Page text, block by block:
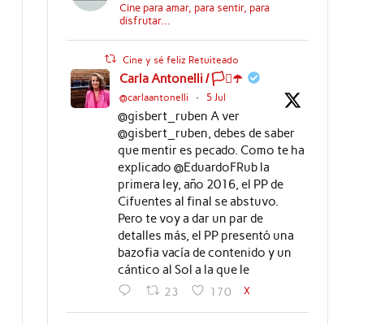
Cine para amar, para sentir, para
disfrutar...
Cine y sé feliz Retuiteado
Carla Antonelli / 🏳️‍⚧️☂️
@carlaantonelli · 5 Jul
@gisbert_ruben A ver
@gisbert_ruben, debes de saber
que mentir es pecado. Como te ha
explicado @EduardoFRub la
primera ley, año 2016, el PP de
Cifuentes al final se abstuvo.
Pero te voy a dar un par de
detalles más, el PP presentó una
bazofia vacía de contenido y un
cántico al Sol a la que le
23 170 X